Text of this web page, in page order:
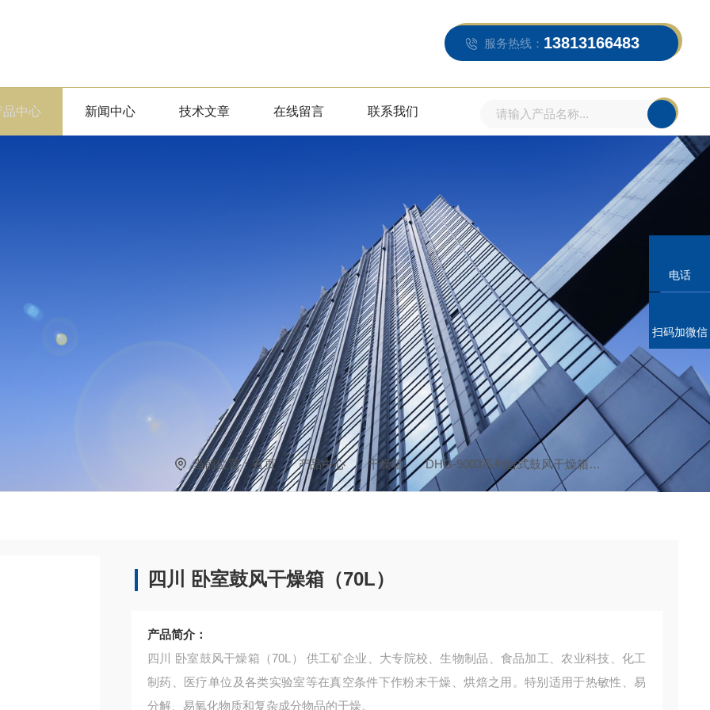
服务热线： 13813166483
品中心 新闻中心 技术文章 在线留言 联系我们
当前位置： 首页 产品中心 干燥箱 DHG-9003系列台式鼓风干燥箱 DGG-9070A四川
四川 卧室鼓风干燥箱（70L）
产品简介：
四川 卧室鼓风干燥箱（70L） 供工矿企业、大专院校、生物制品、食品加工、农业科技、化工
制药、医疗单位及各类实验室等在真空条件下作粉末干燥、烘焙之用。特别适用于热敏性、易
分解、易氧化物质和复杂成分物品的干燥。
扫码加微信